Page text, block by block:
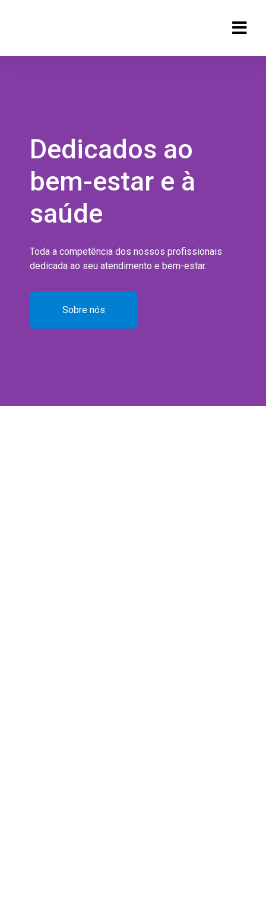
Dedicados ao
bem-estar e à
saúde
Toda a competência dos nossos profissionais
dedicada ao seu atendimento e bem-estar.
Sobre nós